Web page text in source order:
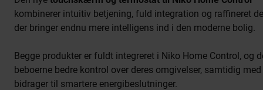
kombinerer intuitiv betjening, fuld integration og raffineret
der bringer endnu mere intelligens ind i den moderne bolig.
Begge produkter er fuldt integreret i Niko Home Control, og
beboerne bedre kontrol over deres omgivelser, samtidig
bidrager til smartere energibeslutninger.